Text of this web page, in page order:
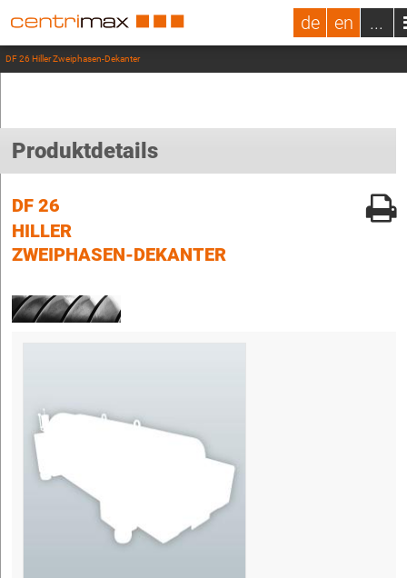
de en ...
DF 26 Hiller Zweiphasen-Dekanter
Produktdetails
DF 26
HILLER
ZWEIPHASEN-DEKANTER